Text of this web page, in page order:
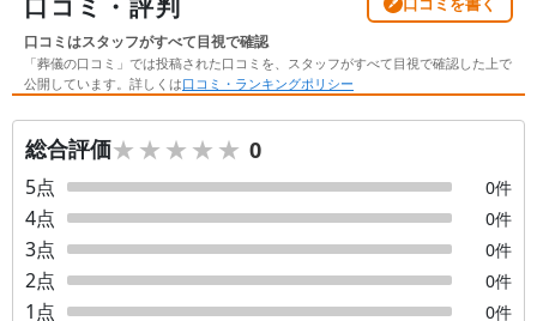
口コミ・評判
口コミはスタッフがすべて目視で確認
「葬儀の口コミ」では投稿された口コミを、スタッフがすべて目視で確認した上で
公開しています。詳しくは口コミ・ランキングポリシー
総合評価★★★★★
★★★★★ 0
5点 0件
4点 0件
3点 0件
2点 0件
1 点 0件